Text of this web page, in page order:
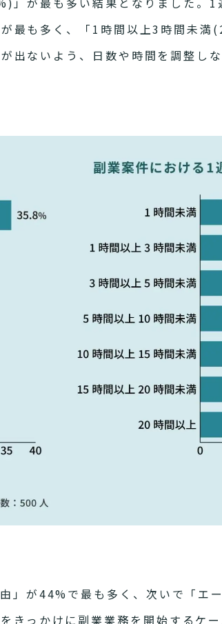
最も多く、「1時間以上3時間未
ないよう、日数や時間を調整し
」が44%で最も多く、次いで「
きっかけに副業業務を開始するケ